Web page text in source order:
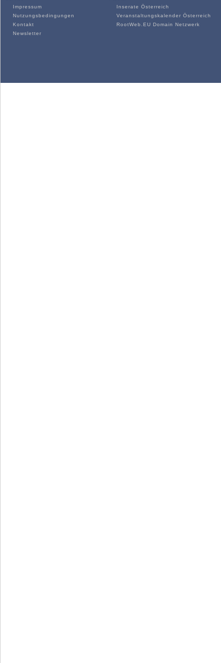
Impressum
Nutzungsbedingungen
Kontakt
Newsletter
Inserate Österreich
Veranstaltungskalender Österreich
RootWeb.EU Domain Netzwerk